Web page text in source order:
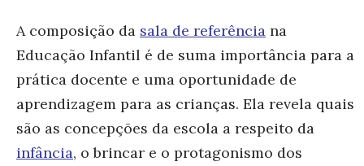
A composição da sala de referência na
Educação Infantil é de suma importância para a
prática docente e uma oportunidade de
aprendizagem para as crianças. Ela revela quais
são as concepções da escola a respeito da
infância, o brincar e o protagonismo dos